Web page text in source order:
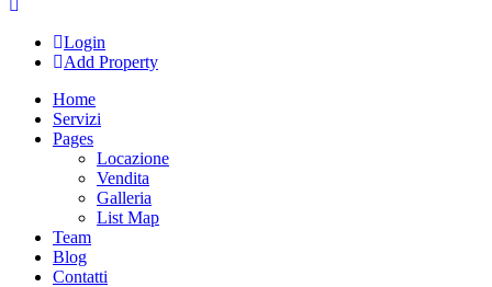
Login
Add Property
Home
Servizi
Pages
Locazione
Vendita
Galleria
List Map
Team
Blog
Contatti